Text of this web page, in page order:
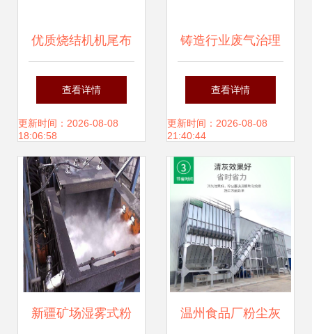
优质烧结机机尾布
袋除尘器 守护绿色
生产的核心设备
查看详情
更新时间：2026-08-08
18:06:58
铸造行业废气治理
全攻略 林森专业废
气处理与粉尘治理
设备解析
查看详情
更新时间：2026-08-08
21:40:44
新疆矿场湿雾式粉 温州食品厂粉尘灰